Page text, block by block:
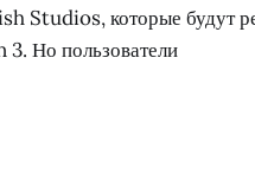
Studios, которые будут
Но пользователи